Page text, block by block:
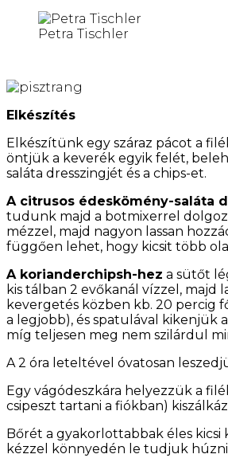
Petra Tischler
Elkészítés
Elkészítünk egy száraz pácot a
öntjük a keverék egyik felét,
saláta dresszingjét és a chips-et.
A citrusos édeskömény-saláta
tudunk majd a botmixerrel
mézzel, majd nagyon lassan
függően lehet, hogy kicsit több
A korianderchipsh-hez a sütőt
kis tálban 2 evőkanál vízzel, majd
kevergetés közben kb. 20 percig
a legjobb), és spatulával kikenjük
míg teljesen meg nem szilárdul
A 2 óra leteltével óvatosan
Egy vágódeszkára helyezzük a
csipeszt tartani a fiókban)
Bőrét a gyakorlottabbak éles kicsi
kézzel könnyedén le tudjuk